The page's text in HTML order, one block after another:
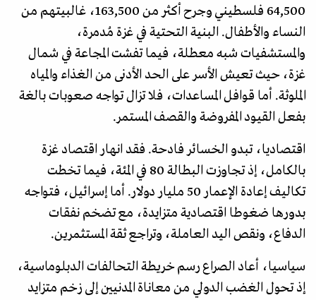
64,500 فلسطيني وجرح أكثر من 163,500، غالبيتهم من
النساء والأطفال. البنية التحتية في غزة مُدمرة،
والمستشفيات شبه معطلة، فيما تفشت المجاعة في شمال
غزة، حيث تعيش الأسر على الحد الأدنى من الغذاء والمياه
الملوثة. أما قوافل المساعدات، فلا تزال تواجه صعوبات بالغة
بفعل القيود المفروضة والقصف المستمر.
اقتصاديا، تبدو الخسائر فادحة. فقد انهار اقتصاد غزة
بالكامل، إذ تجاوزت البطالة 80 في المئة، فيما تخطت
تكاليف إعادة الإعمار 50 مليار دولار. أما إسرائيل، فتواجه
بدورها ضغوطا اقتصادية متزايدة، مع تضخم نفقات
الدفاع، ونقص اليد العاملة، وتراجع ثقة المستثمرين.
سياسيا، أعاد الصراع رسم خريطة التحالفات الدبلوماسية،
إذ تحول الغضب الدولي من معاناة المدنيين إلى زخم متزايد